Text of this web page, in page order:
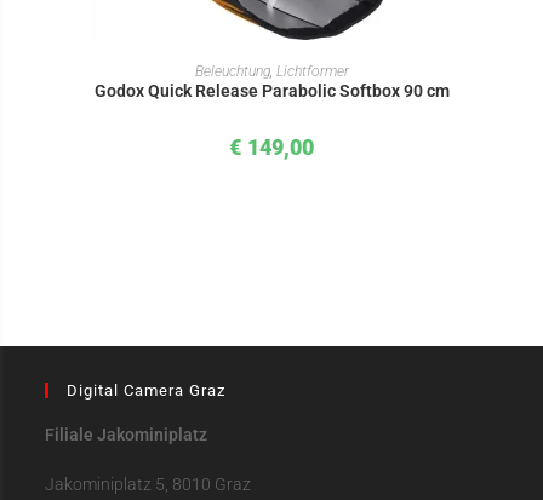
IN DEN WARENKORB
Beleuchtung, Lichtformer
Godox Quick Release Parabolic Softbox 90 cm
€ 149,00
Digital Camera Graz
Filiale Jakominiplatz
Jakominiplatz 5, 8010 Graz